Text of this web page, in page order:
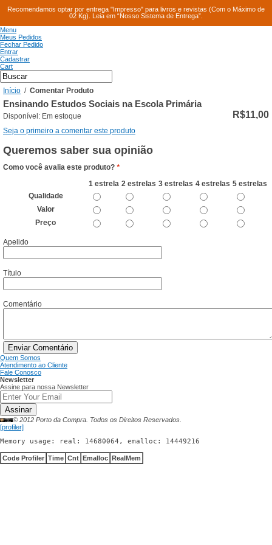
Recomendamos optar por entrega "Impresso" para livros e revistas (Com o Máximo de
02 Kg). Leia em “Nosso Sistema de Entrega”.
Menu
Meus Pedidos
Fechar Pedido
Entrar
Cadastrar
Cart
Início / Comentar Produto
Ensinando Estudos Sociais na Escola Primária
Disponível: Em estoque R$11,00
Seja o primeiro a comentar este produto
Queremos saber sua opinião
Como você avalia este produto? *
1 estrela 2 estrelas 3 estrelas 4 estrelas 5 estrelas
Qualidade
Valor
Preço
Apelido
Título
Comentário
Enviar Comentário
Quem Somos
Atendimento ao Cliente
Fale Conosco
Newsletter
Assine para nossa Newsletter
Assinar
© 2012 Porto da Compra. Todos os Direitos Reservados.
[profiler]
Memory usage: real: 14680064, emalloc: 14449216
Code Profiler Time Cnt Emalloc RealMem